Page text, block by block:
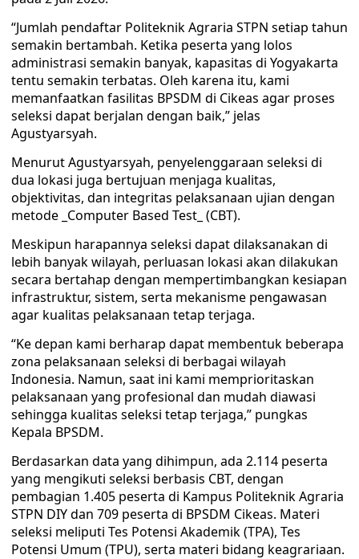
“Jumlah pendaftar Politeknik Agraria STPN setiap tahun
semakin bertambah. Ketika peserta yang lolos
administrasi semakin banyak, kapasitas di Yogyakarta
tentu semakin terbatas. Oleh karena itu, kami
memanfaatkan fasilitas BPSDM di Cikeas agar proses
seleksi dapat berjalan dengan baik,” jelas
Agustyarsyah.
Menurut Agustyarsyah, penyelenggaraan seleksi di
dua lokasi juga bertujuan menjaga kualitas,
objektivitas, dan integritas pelaksanaan ujian dengan
metode _Computer Based Test_ (CBT).
Meskipun harapannya seleksi dapat dilaksanakan di
lebih banyak wilayah, perluasan lokasi akan dilakukan
secara bertahap dengan mempertimbangkan kesiapan
infrastruktur, sistem, serta mekanisme pengawasan
agar kualitas pelaksanaan tetap terjaga.
“Ke depan kami berharap dapat membentuk beberapa
zona pelaksanaan seleksi di berbagai wilayah
Indonesia. Namun, saat ini kami memprioritaskan
pelaksanaan yang profesional dan mudah diawasi
sehingga kualitas seleksi tetap terjaga,” pungkas
Kepala BPSDM.
Berdasarkan data yang dihimpun, ada 2.114 peserta
yang mengikuti seleksi berbasis CBT, dengan
pembagian 1.405 peserta di Kampus Politeknik Agraria
STPN DIY dan 709 peserta di BPSDM Cikeas. Materi
seleksi meliputi Tes Potensi Akademik (TPA), Tes
Potensi Umum (TPU), serta materi bidang keagrariaan.